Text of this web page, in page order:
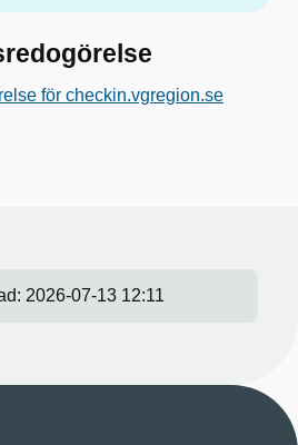
för checkin.vgregion.se
2026-07-13 12:11